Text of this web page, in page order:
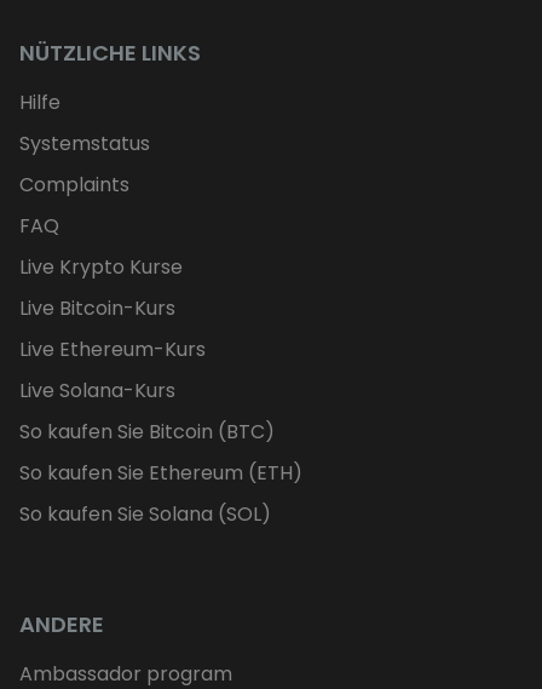
NÜTZLICHE LINKS
Hilfe
Systemstatus
Complaints
FAQ
Live Krypto Kurse
Live Bitcoin-Kurs
Live Ethereum-Kurs
Live Solana-Kurs
So kaufen Sie Bitcoin (BTC)
So kaufen Sie Ethereum (ETH)
So kaufen Sie Solana (SOL)
ANDERE
Ambassador program